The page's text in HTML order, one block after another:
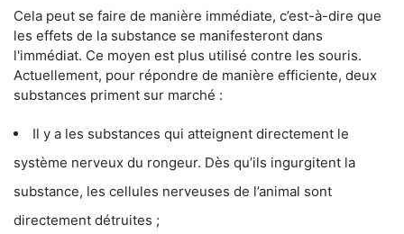
Cela peut se faire de manière immédiate, c’est-à-dire que
les effets de la substance se manifesteront dans
l'immédiat. Ce moyen est plus utilisé contre les souris.
Actuellement, pour répondre de manière efficiente, deux
substances priment sur marché :
Il y a les substances qui atteignent directement le
système nerveux du rongeur. Dès qu’ils ingurgitent la
substance, les cellules nerveuses de l’animal sont
directement détruites ;